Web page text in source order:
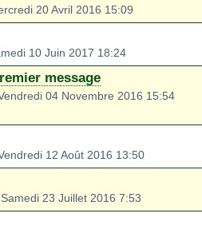
20 Avril 2016 15:09
10 Juin 2017 18:24
message
04 Novembre 2016 15:54
12 Août 2016 13:50
23 Juillet 2016 7:53